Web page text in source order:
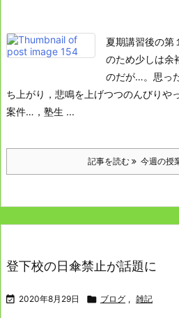
夏期講習後の第
のため少しは余
のだが…。 思っ
ち上がり，悲鳴を上げつつのんびりや
案件…，塾生 ...
記事を読む 今週の授
登下校の日傘禁止が話題に
 2020年8月29日  ブログ , 雑記